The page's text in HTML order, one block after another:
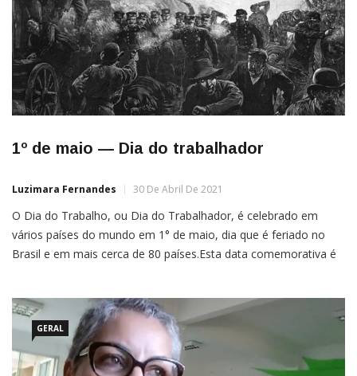
1º de maio — Dia do trabalhador
Luzimara Fernandes 30 De Abril De 2021
O Dia do Trabalho, ou Dia do Trabalhador, é celebrado em
vários países do mundo em 1° de maio, dia que é feriado no
Brasil e em mais cerca de 80 países.Esta data comemorativa é
Mundial […]
GERAL